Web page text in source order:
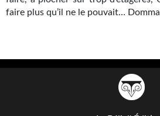
Revue de presse
Newsletter
faire plus qu’il ne le pouvait…